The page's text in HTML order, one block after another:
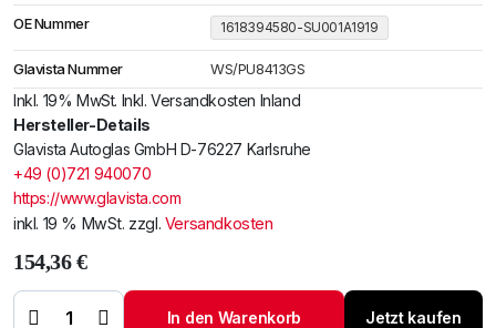
OE Nummer 1618394580-SU001A1919
Glavista Nummer WS/PU8413GS
Inkl. 19% MwSt. Inkl. Versandkosten Inland
Hersteller-Details
Glavista Autoglas GmbH D-76227 Karlsruhe
+49 (0)721 940070
https://www.glavista.com
inkl. 19 % MwSt. zzgl. Versandkosten
154,36€
/ Frontscheibe
siehe Toyota
In den Warenkorb Jetzt kaufen